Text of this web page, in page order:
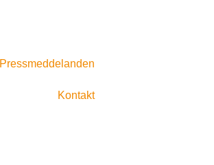
Pressmeddelanden
Kontakt